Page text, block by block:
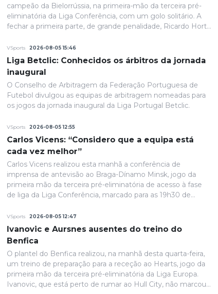
campeão da Bielorrússia, na primeira-mão da terceira pré-
eliminatória da Liga Conferência, com um golo solitário. A
fechar a primeira parte, de grande penalidade, Ricardo Horta
e até final o resultado permaneceria inalterado.
VSports 2026-08-05 15:46
Liga Betclic: Conhecidos os árbitros da jornada
inaugural
O Conselho de Arbitragem da Federação Portuguesa de
Futebol divulgou as equipas de arbitragem nomeadas para
os jogos da jornada inaugural da Liga Portugal Betclic.
VSports 2026-08-05 12:55
Carlos Vicens: “Considero que a equipa está
cada vez melhor”
Carlos Vicens realizou esta manhã a conferência de
imprensa de antevisão ao Braga-Dínamo Minsk, jogo da
primeira mão da terceira pré-eliminatória de acesso à fase
de liga da Liga Conferência, marcado para as 19h30 de
VSports 2026-08-05 12:47
Ivanovic e Aursnes ausentes do treino do
Benfica
O plantel do Benfica realizou, na manhã desta quarta-feira,
um treino de preparação para a receção ao Hearts, jogo da
primeira mão da terceira pré-eliminatória da Liga Europa.
Ivanovic, que está perto de rumar ao Hull City, não marcou